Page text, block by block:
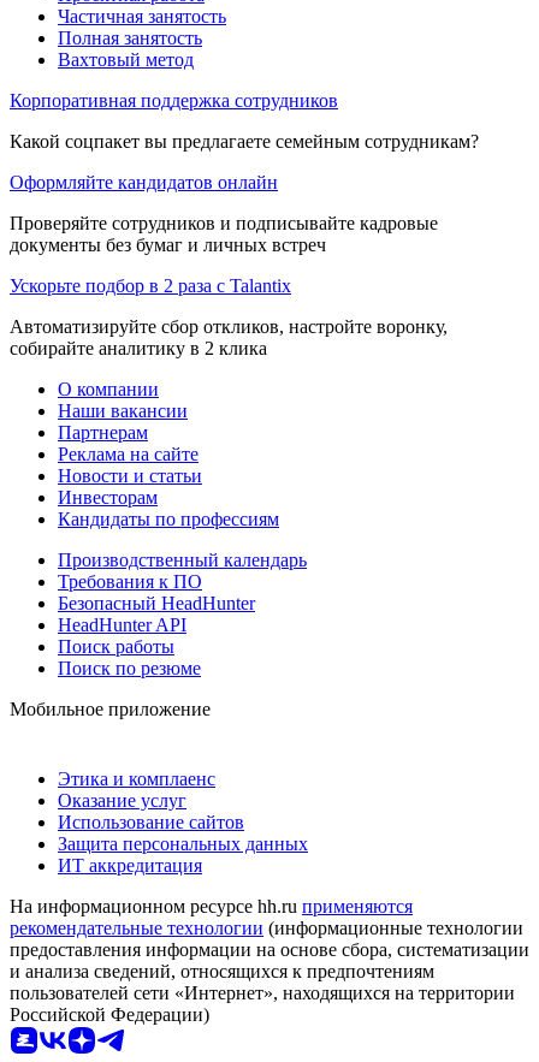
Частичная занятость
Полная занятость
Вахтовый метод
Корпоративная поддержка сотрудников
Какой соцпакет вы предлагаете семейным сотрудникам?
Оформляйте кандидатов онлайн
Проверяйте сотрудников и подписывайте кадровые
документы без бумаг и личных встреч
Ускорьте подбор в 2 раза с Talantix
Автоматизируйте сбор откликов, настройте воронку,
собирайте аналитику в 2 клика
О компании
Наши вакансии
Партнерам
Реклама на сайте
Новости и статьи
Инвесторам
Кандидаты по профессиям
Производственный календарь
Требования к ПО
Безопасный HeadHunter
HeadHunter API
Поиск работы
Поиск по резюме
Мобильное приложение
Этика и комплаенс
Оказание услуг
Использование сайтов
Защита персональных данных
ИТ аккредитация
На информационном ресурсе hh.ru применяются
рекомендательные технологии (информационные технологии
предоставления информации на основе сбора, систематизации
и анализа сведений, относящихся к предпочтениям
пользователей сети «Интернет», находящихся на территории
Российской Федерации)